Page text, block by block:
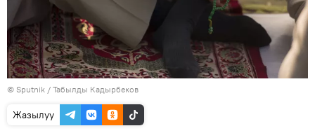
© Sputnik / Табылды Кадырбеков
Жазылуу